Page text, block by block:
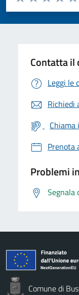
Valuta
Valuta 3
Valuta 2 stelle
Valuta 1 stelle su 5
Contatta il
Leggi le
Richiedi
Prenota
Problemi
Segnala
Comune di